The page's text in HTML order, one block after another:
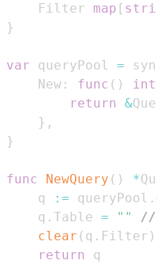
    Filter
map [
}
var queryPool =
    New
: func ( )
return
&
} ,
}
func NewQuery ( ) *
    q
:= queryPool .
    q
. Table = ""
//
clear ( q . Filter )
return